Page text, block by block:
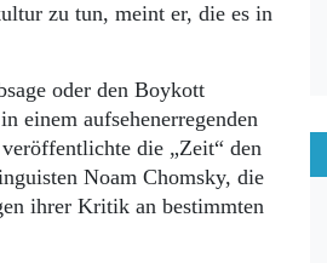
zu tun, meint er, die es in
oder den Boykott
einem aufsehenerregenden
die „Zeit“ den
Noam Chomsky, die
ihrer Kritik an bestimmten